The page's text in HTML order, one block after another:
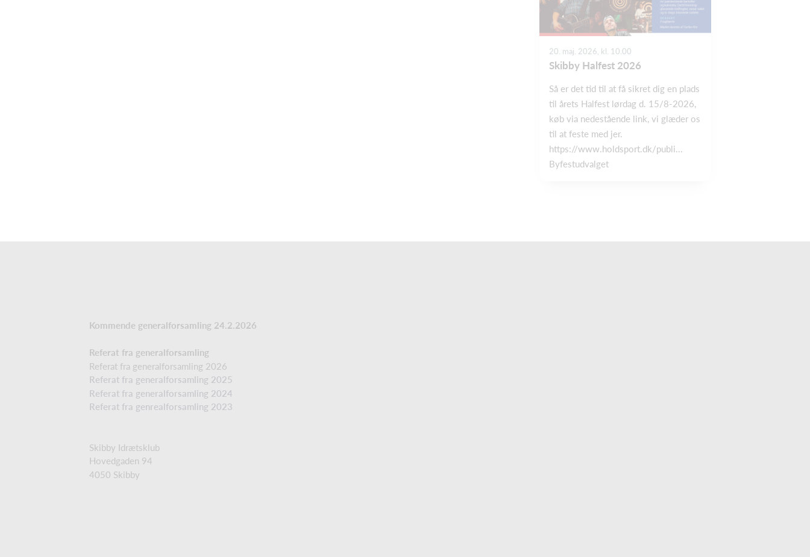
20. maj. 2026, kl. 10.00
Skibby Halfest 2026
Så er det tid til at få sikret dig en plads
til årets Halfest lørdag d. 15/8-2026,
køb via nedestående link, vi glæder os
til at feste med jer.
https://www.holdsport.dk/publi...
Byfestudvalget
Kommende generalforsamling 24.2.2026
Referat fra generalforsamling
Referat fra generalforsamling 2026
Referat fra generalforsamling 2025
Referat fra generalforsamling 2024
Referat fra genrealforsamling 2023
Skibby Idrætsklub
Hovedgaden 94
4050 Skibby